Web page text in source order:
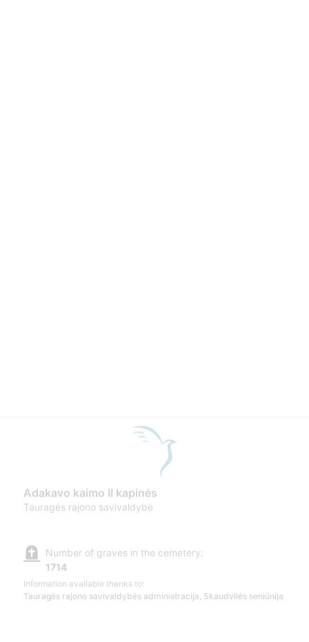
Adakavo kaimo II kapinės
Tauragės rajono savivaldybė
Number of graves in the cemetery:
1714
Information available thanks to:
Tauragės rajono savivaldybės administracija, Skaudvilės seniūnija